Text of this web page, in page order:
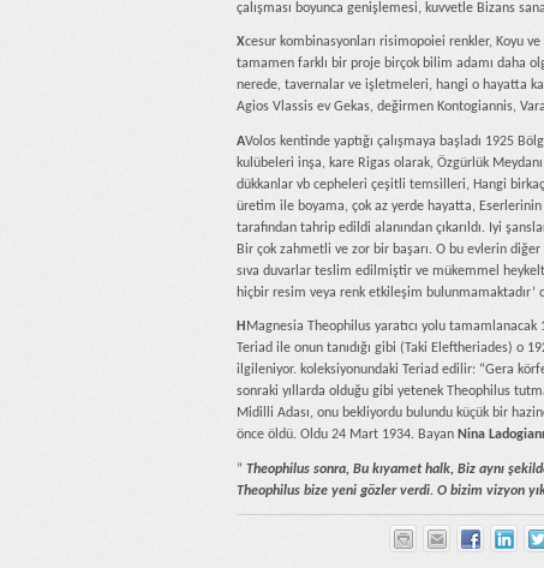
çalışması boyunca genişlemesi, kuvvetle Bizans
Xcesur kombinasyonları risimopoiei renkler, Koyu
tamamen farklı bir proje birçok bilim adamı daha
nerede, tavernalar ve işletmeleri, hangi o hayatta
Agios Vlassis ev Gekas, değirmen Kontogiannis,
AVolos kentinde yaptığı çalışmaya başladı 1925
kulübeleri inşa, kare Rigas olarak, Özgürlük
dükkanlar vb cepheleri çeşitli temsilleri, Hangi
üretim ile boyama, çok az yerde hayatta,
tarafından tahrip edildi alanından çıkarıldı. Iyi
Bir çok zahmetli ve zor bir başarı. O bu evlerin diğer
sıva duvarlar teslim edilmiştir ve mükemmel
hiçbir resim veya renk etkileşim bulunmamaktadır’
Η Magnesia Theophilus yaratıcı yolu
Teriad ile onun tanıdığı gibi (Taki Eleftheriades) o
ilgileniyor. koleksiyonundaki Teriad edilir: “Gera
sonraki yıllarda olduğu gibi yetenek Theophilus
Midilli Adası, onu bekliyordu bulundu küçük bir
önce öldü. Oldu 24 Mart 1934. Bayan Nina
” Theophilus sonra, Bu kıyamet halk, Biz aynı
Theophilus bize yeni gözler verdi. O bizim vizyon